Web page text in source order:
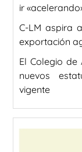
ir
C-LM aspira
exportación
El Colegio de
nuevos
vigente